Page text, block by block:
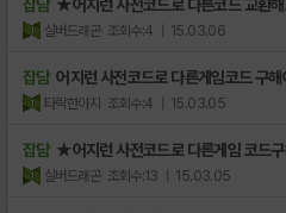
잡담 ★어지런 사전코드로 다른코드 교환
실버드래곤 조회수:4 | 15.03.06
잡담 어지런 사전코드로 다른게임코드 구
타락한아지 조회수:4 | 15.03.05
잡담 ★어지런 사전코드로 다른게임 코드
실버드래곤 조회수:13 | 15.03.05